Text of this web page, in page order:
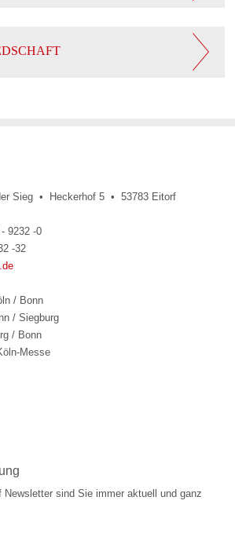
Sieg • Heckerhof 5 • 53783 Eitorf
9232 -0
-32
/ Bonn
/ Siegburg
/ Bonn
Messe
Newsletter sind Sie immer aktuell und ganz